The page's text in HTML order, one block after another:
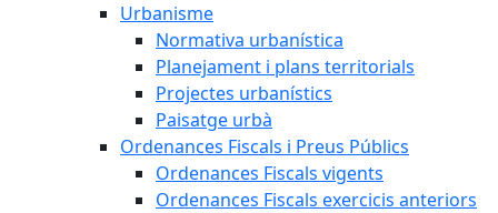
Urbanisme
Normativa urbanística
Planejament i plans territorials
Projectes urbanístics
Paisatge urbà
Ordenances Fiscals i Preus Públics
Ordenances Fiscals vigents
Ordenances Fiscals exercicis anteriors